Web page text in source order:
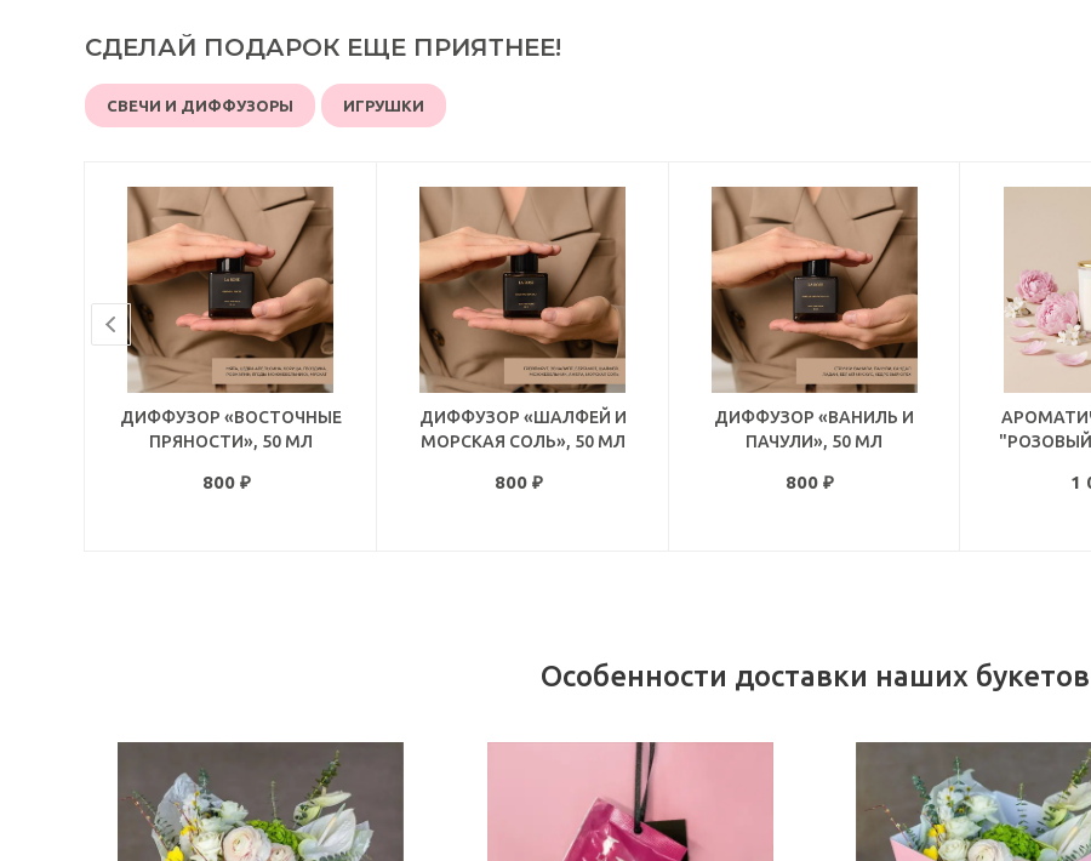
СДЕЛАЙ ПОДАРОК ЕЩЕ ПРИЯТНЕЕ!
СВЕЧИ И ДИФФУЗОРЫ ИГРУШКИ
ДИФФУЗОР «ВОСТОЧНЫЕ
ПРЯНОСТИ», 50 МЛ
800₽
ДИФФУЗОР «ШАЛФЕЙ И
МОРСКАЯ СОЛЬ», 50 МЛ
800₽
ДИФФУЗОР «ВАНИЛЬ И
ПАЧУЛИ», 50 МЛ
800 ₽
"РОЗОВЫЙ
1
Особенности доставки наших букетов